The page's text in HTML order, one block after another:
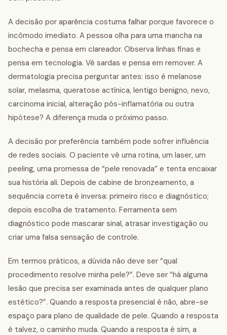
A decisão por aparência costuma falhar porque favorece o
incômodo imediato. A pessoa olha para uma mancha na
bochecha e pensa em clareador. Observa linhas finas e
pensa em tecnologia. Vê sardas e pensa em remover. A
dermatologia precisa perguntar antes: isso é melanose
solar, melasma, queratose actínica, lentigo benigno, nevo,
carcinoma inicial, alteração pós-inflamatória ou outra
hipótese? A diferença muda o próximo passo.
A decisão por preferência também pode sofrer influência
de redes sociais. O paciente vê uma rotina, um laser, um
peeling, uma promessa de “pele renovada” e tenta encaixar
sua história ali. Depois de cabine de bronzeamento, a
sequência correta é inversa: primeiro risco e diagnóstico;
depois escolha de tratamento. Ferramenta sem
diagnóstico pode mascarar sinal, atrasar investigação ou
criar uma falsa sensação de controle.
Em termos práticos, a dúvida não deve ser “qual
procedimento resolve minha pele?”. Deve ser “há alguma
lesão que precisa ser examinada antes de qualquer plano
estético?”. Quando a resposta presencial é não, abre-se
espaço para plano de qualidade de pele. Quando a resposta
é talvez, o caminho muda. Quando a resposta é sim, a